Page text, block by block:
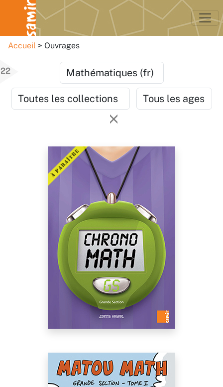
Accueil Ouvrages
22